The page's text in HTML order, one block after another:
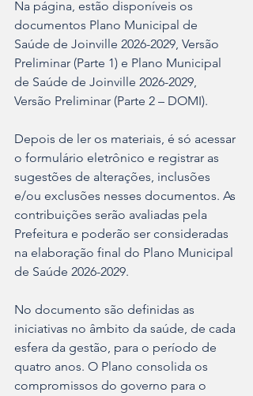
Na página, estão disponíveis os
documentos Plano Municipal de
Saúde de Joinville 2026-2029, Versão
Preliminar (Parte 1) e Plano Municipal
de Saúde de Joinville 2026-2029,
Versão Preliminar (Parte 2 – DOMI).
Depois de ler os materiais, é só acessar
o formulário eletrônico e registrar as
sugestões de alterações, inclusões
e/ou exclusões nesses documentos. As
contribuições serão avaliadas pela
Prefeitura e poderão ser consideradas
na elaboração final do Plano Municipal
de Saúde 2026-2029.
No documento são definidas as
iniciativas no âmbito da saúde, de cada
esfera da gestão, para o período de
quatro anos. O Plano consolida os
compromissos do governo para o